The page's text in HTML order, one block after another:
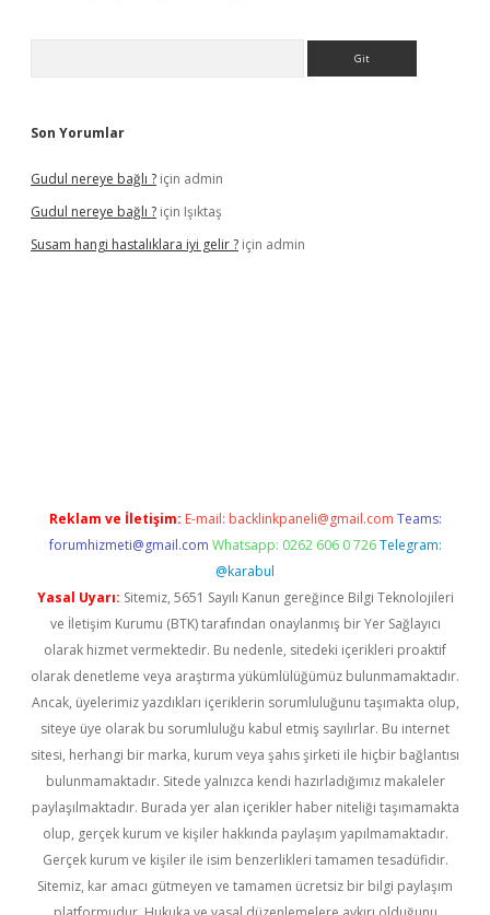
Son Yorumlar
Gudul nereye bağlı ? için admin
Gudul nereye bağlı ? için Işıktaş
Susam hangi hastalıklara iyi gelir ? için admin
Reklam ve İletişim: E-mail: backlinkpaneli@gmail.com Teams:
forumhizmeti@gmail.com Whatsapp: 0262 606 0 726 Telegram:
@karabul
Yasal Uyarı: Sitemiz, 5651 Sayılı Kanun gereğince Bilgi Teknolojileri
ve İletişim Kurumu (BTK) tarafından onaylanmış bir Yer Sağlayıcı
olarak hizmet vermektedir. Bu nedenle, sitedeki içerikleri proaktif
olarak denetleme veya araştırma yükümlülüğümüz bulunmamaktadır.
Ancak, üyelerimiz yazdıkları içeriklerin sorumluluğunu taşımakta olup,
siteye üye olarak bu sorumluluğu kabul etmiş sayılırlar. Bu internet
sitesi, herhangi bir marka, kurum veya şahıs şirketi ile hiçbir bağlantısı
bulunmamaktadır. Sitede yalnızca kendi hazırladığımız makaleler
paylaşılmaktadır. Burada yer alan içerikler haber niteliği taşımamakta
olup, gerçek kurum ve kişiler hakkında paylaşım yapılmamaktadır.
Gerçek kurum ve kişiler ile isim benzerlikleri tamamen tesadüfidir.
Sitemiz, kar amacı gütmeyen ve tamamen ücretsiz bir bilgi paylaşım